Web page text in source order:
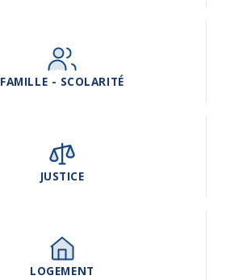
FAMILLE - SCOLARITÉ
JUSTICE
LOGEMENT